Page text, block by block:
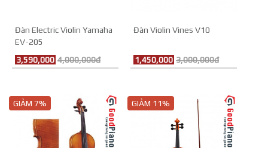
Đàn Electric Violin Yamaha
EV-205
3,590,000 4,000,000đ
Đàn Violin Vines V10
1,450,000 3,000,000đ
GIẢM 7% GIẢM 11%